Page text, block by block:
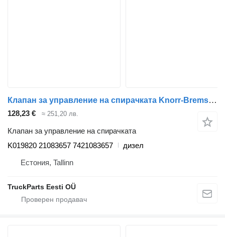
Клапан за управление на спирачката Knorr-Bremse Magnum Dxi (01.05-12.13) K019820 за влекач Renault Magnum (1990-2014)
128,23 € ≈ 251,20 лв.
Клапан за управление на спирачката
K019820 21083657 7421083657
дизел
Естония, Tallinn
TruckParts Eesti OÜ